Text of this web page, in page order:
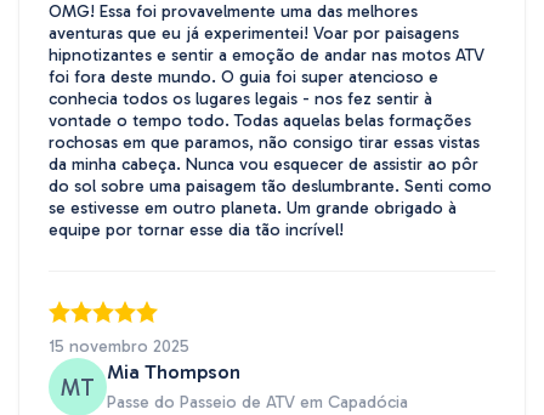
OMG! Essa foi provavelmente uma das melhores
aventuras que eu já experimentei! Voar por paisagens
hipnotizantes e sentir a emoção de andar nas motos ATV
foi fora deste mundo. O guia foi super atencioso e
conhecia todos os lugares legais - nos fez sentir à
vontade o tempo todo. Todas aquelas belas formações
rochosas em que paramos, não consigo tirar essas vistas
da minha cabeça. Nunca vou esquecer de assistir ao pôr
do sol sobre uma paisagem tão deslumbrante. Senti como
se estivesse em outro planeta. Um grande obrigado à
equipe por tornar esse dia tão incrível!
15 novembro 2025
MT
Mia Thompson
Passe do Passeio de ATV em Capadócia